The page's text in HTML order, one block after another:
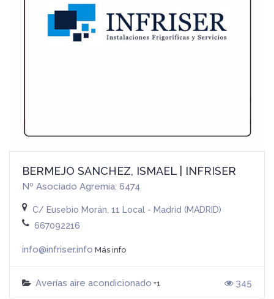
BERMEJO SANCHEZ, ISMAEL | INFRISER
Nº Asociado Agremia: 6474
C/ Eusebio Morán, 11 Local - Madrid (MADRID)
667092216
info@infriser.info Más info
Averías aire acondicionado +1 345